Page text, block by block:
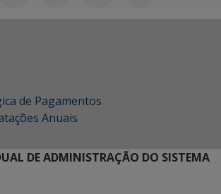
de Pagamentos
Anuais
DE ADMINISTRAÇÃO DO SISTEMA